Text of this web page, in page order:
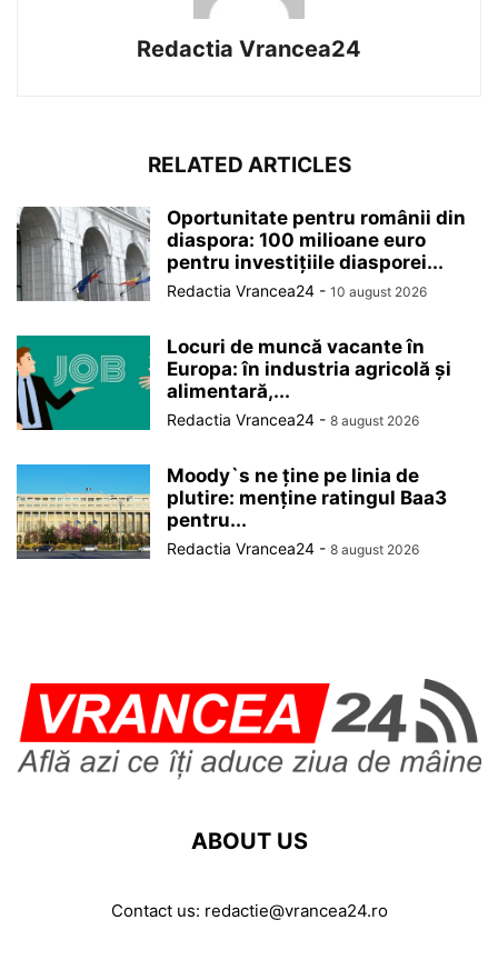
Redactia Vrancea24
RELATED ARTICLES
Oportunitate pentru românii din
diaspora: 100 milioane euro
pentru investițiile diasporei...
Redactia Vrancea24 - 10 august 2026
Locuri de muncă vacante în
Europa: în industria agricolă și
alimentară,...
Redactia Vrancea24 - 8 august 2026
Moody`s ne ține pe linia de
plutire: menține ratingul Baa3
pentru...
Redactia Vrancea24 - 8 august 2026
ABOUT US
Contact us: redactie@vrancea24.ro